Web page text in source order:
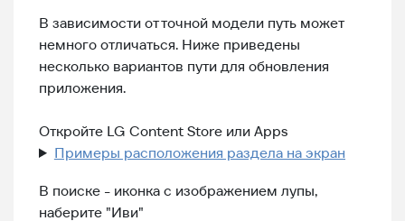
В зависимости от точной модели путь может
немного отличаться. Ниже приведены
несколько вариантов пути для обновления
приложения.
Откройте LG Content Store или Apps
Примеры расположения раздела на экран
В поиске - иконка с изображением лупы,
наберите "Иви"